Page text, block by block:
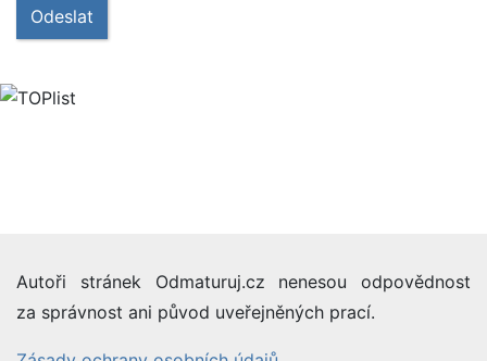
Odeslat
Autoři stránek Odmaturuj.cz nenesou odpovědnost
za správnost ani původ uveřejněných prací.